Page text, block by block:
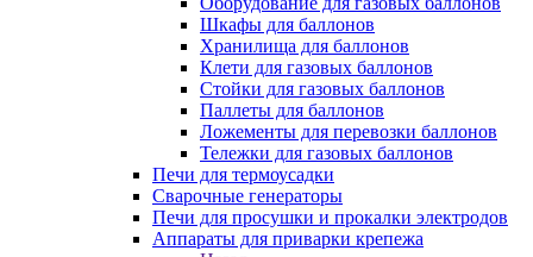
Шкафы для баллонов
Хранилища для баллонов
Клети для газовых баллонов
Стойки для газовых баллонов
Паллеты для баллонов
Ложементы для перевозки баллонов
Тележки для газовых баллонов
Печи для термоусадки
Сварочные генераторы
Печи для просушки и прокалки электродов
Аппараты для приварки крепежа